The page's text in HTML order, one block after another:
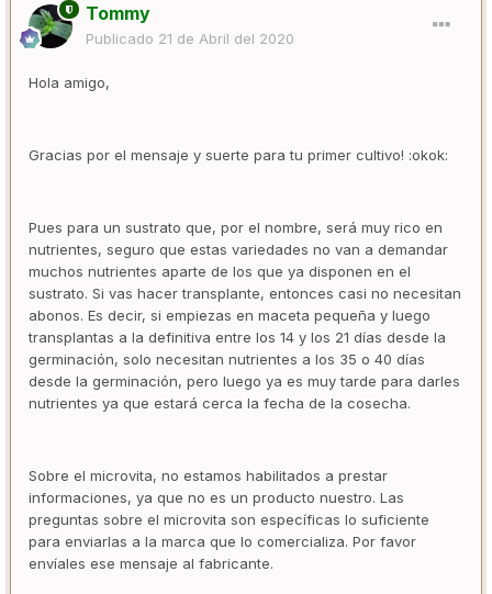
Tommy
Publicado 21 de Abril del 2020
Hola amigo,
Gracias por el mensaje y suerte para tu primer cultivo! :okok:
Pues para un sustrato que, por el nombre, será muy rico en
nutrientes, seguro que estas variedades no van a demandar
muchos nutrientes aparte de los que ya disponen en el
sustrato. Si vas hacer transplante, entonces casi no necesitan
abonos. Es decir, si empiezas en maceta pequeña y luego
transplantas a la definitiva entre los 14 y los 21 días desde la
germinación, solo necesitan nutrientes a los 35 o 40 días
desde la germinación, pero luego ya es muy tarde para darles
nutrientes ya que estará cerca la fecha de la cosecha.
Sobre el microvita, no estamos habilitados a prestar
informaciones, ya que no es un producto nuestro. Las
preguntas sobre el microvita son específicas lo suficiente
para enviarlas a la marca que lo comercializa. Por favor
envíales ese mensaje al fabricante.